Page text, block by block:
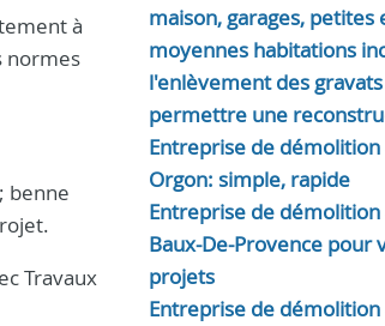
à
normes
benne
Travaux
maison, garages, petites
moyennes habitations
l'enlèvement des
permettre une
Entreprise de démolition
Orgon: simple, rapide
Entreprise de démolition
Baux-De-Provence pour
projets
Entreprise de démolition